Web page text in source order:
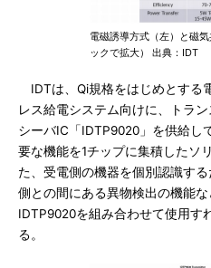
電磁誘導方式（左）と磁
ックで拡大） 出典：IDT
IDTは、Qi規格をはじめとする
レス給電システム向けに、トラ
シーバIC「IDTP9020」を供給し
要な機能を1チップに集積したソ
た、受電側の機器を個別認識す
側との間にある異物検出の機能
IDTP9020を組み合わせて使用す
る。